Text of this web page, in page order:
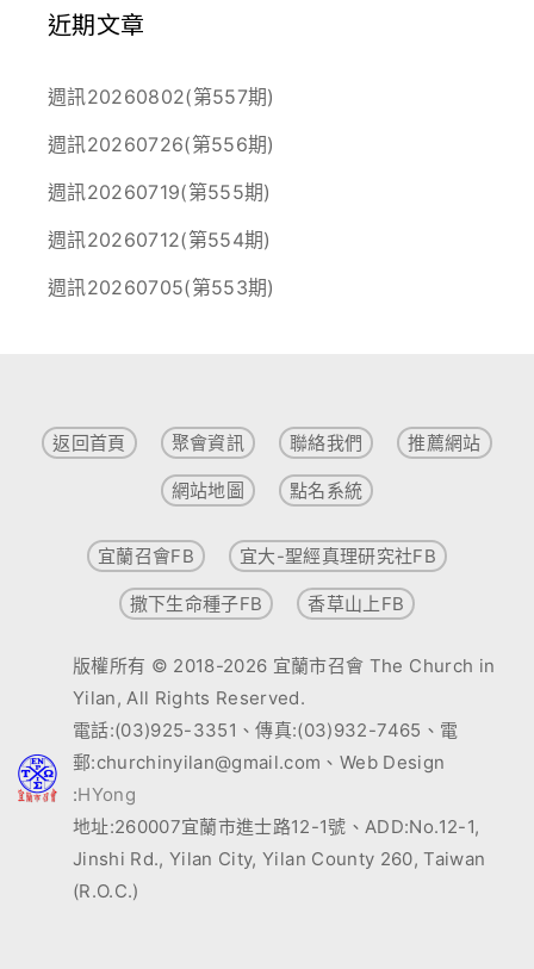
近期文章
週訊20260802(第557期)
週訊20260726(第556期)
週訊20260719(第555期)
週訊20260712(第554期)
週訊20260705(第553期)
返回首頁 聚會資訊 聯絡我們 推薦網站
網站地圖 點名系統
宜蘭召會FB 宜大-聖經真理研究社FB
撒下生命種子FB 香草山上FB
版權所有 © 2018-2026 宜蘭市召會 The Church in
Yilan, All Rights Reserved.
電話:(03)925-3351、傳真:(03)932-7465、電
郵:churchinyilan@gmail.com、Web Design
:HYong
地址:260007宜蘭市進士路12-1號、ADD:No.12-1,
Jinshi Rd., Yilan City, Yilan County 260, Taiwan
(R.O.C.)